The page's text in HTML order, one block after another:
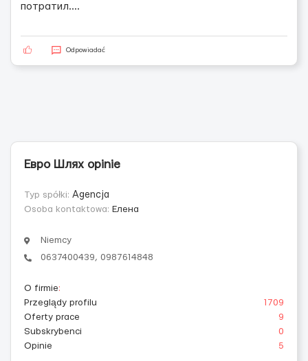
потратил....
Odpowiadać
Евро Шлях opinie
Typ spółki: Agencja
Osoba kontaktowa: Елена
Niemcy
0637400439, 0987614848
O firmie:
Przeglądy profilu
1709
Oferty prace
9
Subskrybenci
0
Opinie
5